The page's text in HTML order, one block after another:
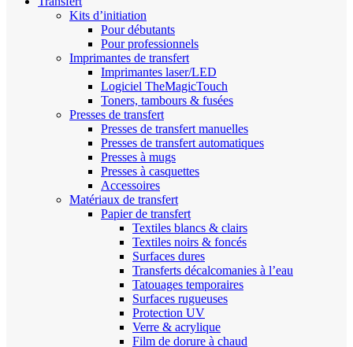
Kits d’initiation
Pour débutants
Pour professionnels
Imprimantes de transfert
Imprimantes laser/LED
Logiciel TheMagicTouch
Toners, tambours & fusées
Presses de transfert
Presses de transfert manuelles
Presses de transfert automatiques
Presses à mugs
Presses à casquettes
Accessoires
Matériaux de transfert
Papier de transfert
Textiles blancs & clairs
Textiles noirs & foncés
Surfaces dures
Transferts décalcomanies à l’eau
Tatouages temporaires
Surfaces rugueuses
Protection UV
Verre & acrylique
Film de dorure à chaud